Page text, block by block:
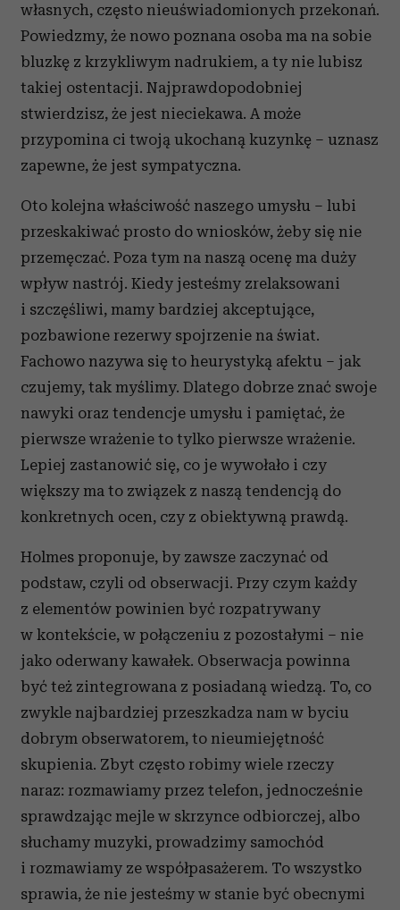
własnych, często nieuświadomionych przekonań.
Powiedzmy, że nowo poznana osoba ma na sobie
bluzkę z krzykliwym nadrukiem, a ty nie lubisz
takiej ostentacji. Najprawdopodobniej
stwierdzisz, że jest nieciekawa. A może
przypomina ci twoją ukochaną kuzynkę – uznasz
zapewne, że jest sympatyczna.
Oto kolejna właściwość naszego umysłu – lubi
przeskakiwać prosto do wniosków, żeby się nie
przemęczać. Poza tym na naszą ocenę ma duży
wpływ nastrój. Kiedy jesteśmy zrelaksowani
i szczęśliwi, mamy bardziej akceptujące,
pozbawione rezerwy spojrzenie na świat.
Fachowo nazywa się to heurystyką afektu – jak
czujemy, tak myślimy. Dlatego dobrze znać swoje
nawyki oraz tendencje umysłu i pamiętać, że
pierwsze wrażenie to tylko pierwsze wrażenie.
Lepiej zastanowić się, co je wywołało i czy
większy ma to związek z naszą tendencją do
konkretnych ocen, czy z obiektywną prawdą.
Holmes proponuje, by zawsze zaczynać od
podstaw, czyli od obserwacji. Przy czym każdy
z elementów powinien być rozpatrywany
w kontekście, w połączeniu z pozostałymi – nie
jako oderwany kawałek. Obserwacja powinna
być też zintegrowana z posiadaną wiedzą. To, co
zwykle najbardziej przeszkadza nam w byciu
dobrym obserwatorem, to nieumiejętność
skupienia. Zbyt często robimy wiele rzeczy
naraz: rozmawiamy przez telefon, jednocześnie
sprawdzając mejle w skrzynce odbiorczej, albo
słuchamy muzyki, prowadzimy samochód
i rozmawiamy ze współpasażerem. To wszystko
sprawia, że nie jesteśmy w stanie być obecnymi